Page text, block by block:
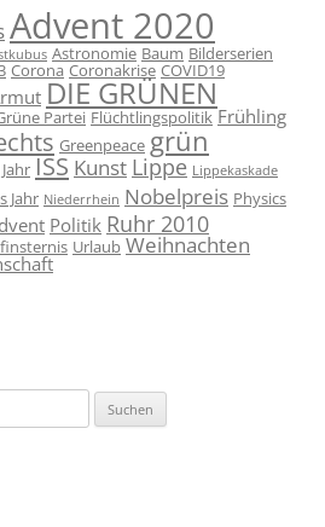
Advent 2020
Astronomie Baum Bilderserien
Corona Coronakrise COVID19
DIE GRÜNEN
Partei Flüchtlingspolitik Frühling
Greenpeace grün
ISS Kunst Lippe Lippekaskade
Jahr Niederrhein Nobelpreis Physics
Politik Ruhr 2010
Urlaub Weihnachten